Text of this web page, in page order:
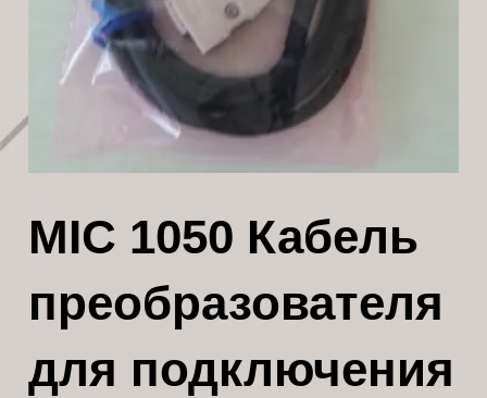
MIC 1050 Кабель
преобразователя
для подключения